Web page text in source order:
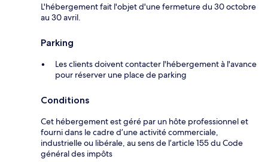
L'hébergement fait l'objet d'une fermeture du 30 octobre
au 30 avril.
Parking
Les clients doivent contacter l'hébergement à l'avance
pour réserver une place de parking
Conditions
Cet hébergement est géré par un hôte professionnel et
fourni dans le cadre d’une activité commerciale,
industrielle ou libérale, au sens de l’article 155 du Code
général des impôts